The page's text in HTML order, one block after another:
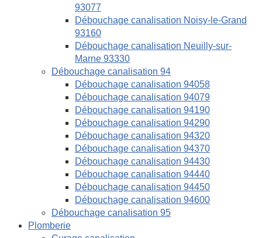
93077
Débouchage canalisation Noisy-le-Grand
93160
Débouchage canalisation Neuilly-sur-
Marne 93330
Débouchage canalisation 94
Débouchage canalisation 94058
Débouchage canalisation 94079
Débouchage canalisation 94190
Débouchage canalisation 94290
Débouchage canalisation 94320
Débouchage canalisation 94370
Débouchage canalisation 94430
Débouchage canalisation 94440
Débouchage canalisation 94450
Débouchage canalisation 94600
Débouchage canalisation 95
Plomberie